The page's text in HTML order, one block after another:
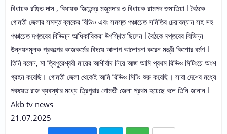
বিধায়ক রঞ্জিত দাস , বিধায়ক জিতেন্দ্র মজুমদার ও বিধায়ক রামপদ জমাতিয়া l বৈঠকে
গোমতী জেলার সমস্ত ব্লকের বিডিও এবং সমস্ত পঞ্চায়েত সমিতির চেয়ারম্যান সহ সহ
পঞ্চায়েত দপ্তরের বিভিন্ন আধিকারিকরা উপস্থিত ছিলেন l বৈঠকে দপ্তরের বিভিন্ন
উন্নয়নমূলক প্রকল্পের কাজকর্মের বিষয়ে আলাপ আলোচনা করেন মন্ত্রী কিশোর বর্মণ l
তিনি বলেন, মা ত্রিপুরেশ্বরী মায়ের আশীর্বাদ নিয়ে আজ আমি প্রথম রিভিও মিটিংয়ে অংশ
গ্রহন করেছি। গোমতী জেলা থেকেই আমি রিভিও মিটিং শুরু করেছি। সারা দেশের মধ্যে
পঞ্চয়েত রাজ ব্যবস্থার মধ্যে ত্রিপুরার গোমতী জেলা প্রথম হয়েছে বলে তিনি জানান l
Akb tv news
21.07.2025